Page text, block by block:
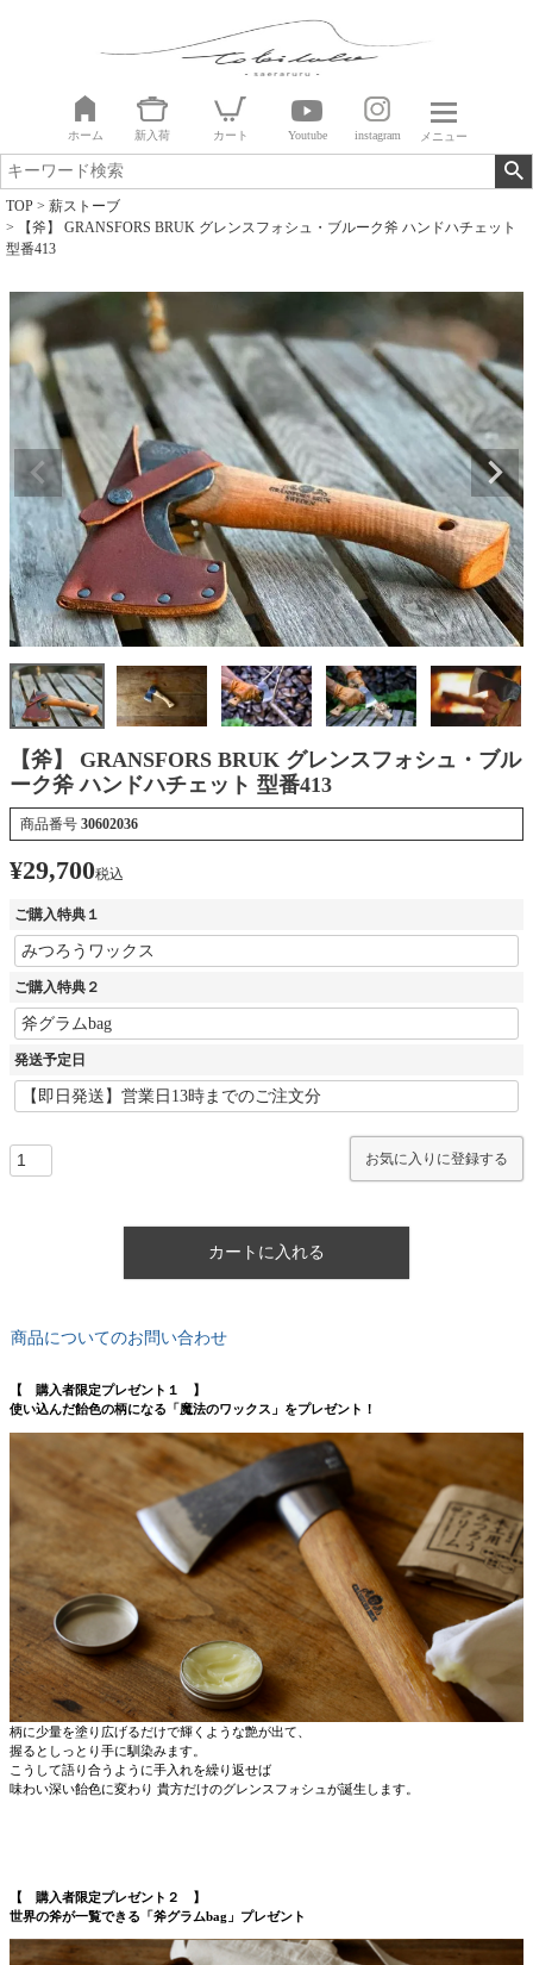
ホーム 新入荷 カート Youtube instagram メニュー
TOP
薪ストーブ
【斧】 GRANSFORS BRUK グレンスフォシュ・ブルーク斧 ハンドハチェット
型番413
【斧】 GRANSFORS BRUK グレンスフォシュ・ブル
ーク斧 ハンドハチェット 型番413
商品番号 30602036
¥29,700税込
ご購入特典１
ご購入特典２
発送予定日
お気に入りに登録する
カートに入れる
商品についてのお問い合わせ
【 購入者限定プレゼント１ 】
使い込んだ飴色の柄になる「魔法のワックス」をプレゼント！
柄に少量を塗り広げるだけで輝くような艶が出て、
握るとしっとり手に馴染みます。
こうして語り合うように手入れを繰り返せば
味わい深い飴色に変わり 貴方だけのグレンスフォシュが誕生します。
【 購入者限定プレゼント２ 】
世界の斧が一覧できる「斧グラムbag」プレゼント